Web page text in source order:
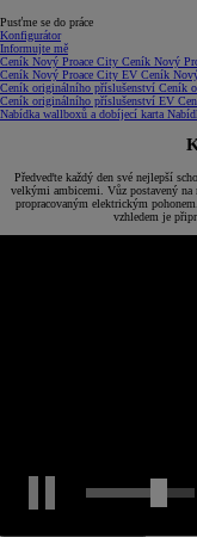
Pusťme se do práce
Konfigurátor
Informujte mě
Ceník Nový Proace City Ceník Nový
Ceník Nový Proace City EV Ceník
Ceník originálního příslušenství Ceník
Ceník originálního příslušenství EV
Nabídka wallboxů a dobíjecí karta
Předveďte každý den své nejlepší
velkými ambicemi. Vůz postavený
propracovaným elektrickým
vzhledem je